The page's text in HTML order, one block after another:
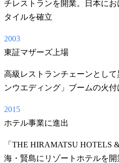
チレストランを開業。日本に
タイルを確立
2003
東証マザーズ上場
高級レストランチェーンとし
ンウエディング」ブームの火
2015
ホテル事業に進出
「THE HIRAMATSU HOTELS
海・賢島にリゾートホテルを